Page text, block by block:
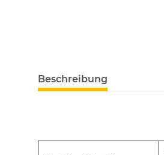
Beschreibung